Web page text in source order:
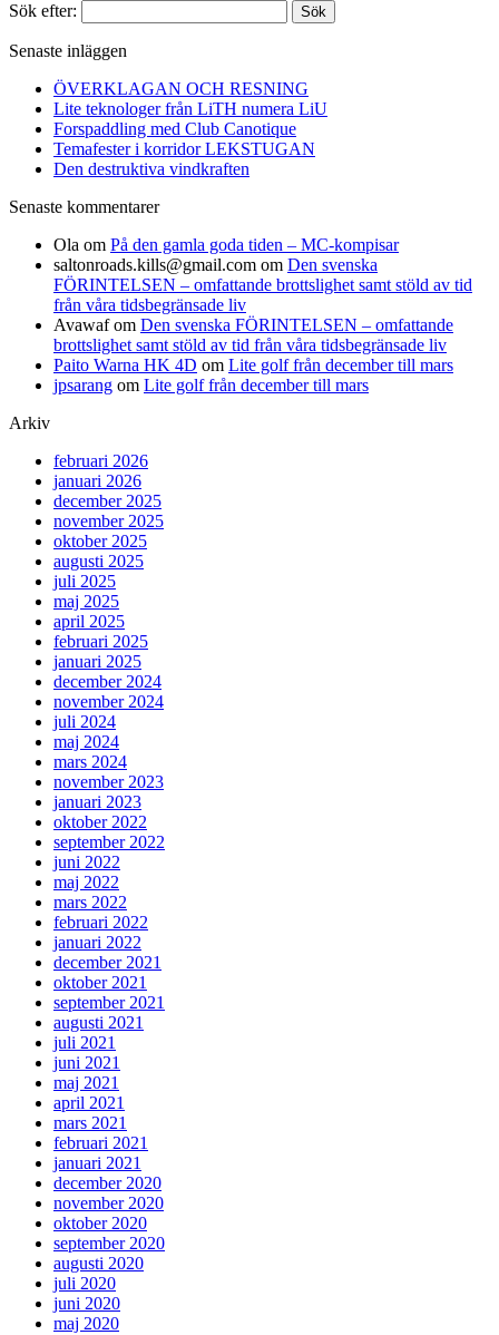
Sök efter:
Senaste inläggen
ÖVERKLAGAN OCH RESNING
Lite teknologer från LiTH numera LiU
Forspaddling med Club Canotique
Temafester i korridor LEKSTUGAN
Den destruktiva vindkraften
Senaste kommentarer
Ola om På den gamla goda tiden – MC-kompisar
saltonroads.kills@gmail.com om Den svenska
FÖRINTELSEN – omfattande brottslighet samt stöld av tid
från våra tidsbegränsade liv
Avawafom Den svenska FÖRINTELSEN – omfattande
brottslighet samt stöld av tid från våra tidsbegränsade liv
Paito Warna HK 4D om Lite golf från december till mars
jpsarang om Lite golf från december till mars
Arkiv
februari 2026
januari 2026
december 2025
november 2025
oktober 2025
augusti 2025
juli 2025
maj 2025
april 2025
februari 2025
januari 2025
december 2024
november 2024
juli 2024
maj 2024
mars 2024
november 2023
januari 2023
oktober 2022
september 2022
juni 2022
maj 2022
mars 2022
februari 2022
januari 2022
december 2021
oktober 2021
september 2021
augusti 2021
juli 2021
juni 2021
maj 2021
april 2021
mars 2021
februari 2021
januari 2021
december 2020
november 2020
oktober 2020
september 2020
augusti 2020
juli 2020
juni 2020
maj 2020